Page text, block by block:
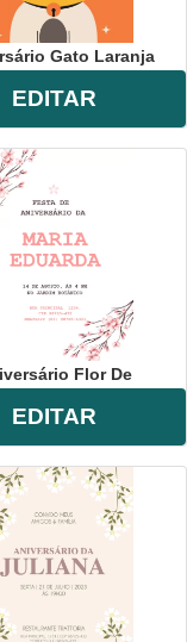
Gato Laranja
EDITAR
Flor De
EDITAR